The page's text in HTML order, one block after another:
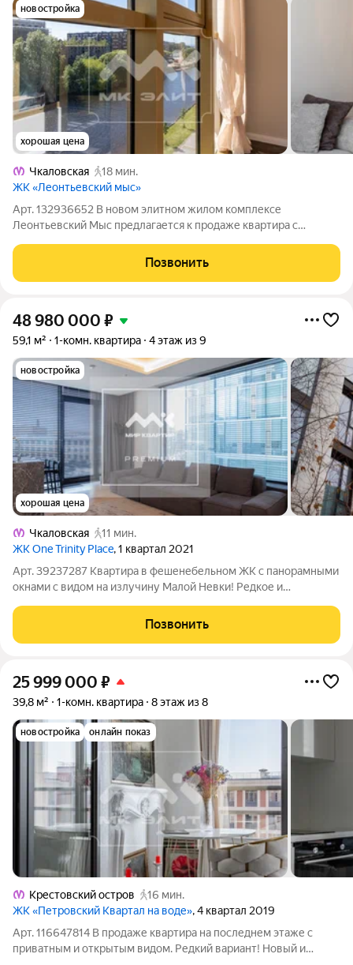
новостройка
хорошая цена
Чкаловская
18 мин.
ЖК «Леонтьевский мыс»
Арт. 132936652 В новом элитном жилом комплексе
Леонтьевский Мыс предлагается к продаже квартира с
реку Ждановку, и боковым видом на Финский Залив! Комплекс
проектировал известный европейский
Позвонить
48 980 000 ₽
59,1 м² 1-комн. квартира 4 этаж из 9
новостройка
хорошая цена
Чкаловская
11 мин.
ЖК One Trinity Place, 1 квартал 2021
Арт. 39237287 Квартира в фешенебельном ЖК с панорамными
окнами с видом на излучину Малой Невки! Редкое и
знаковом и фешенебельном комплексе "One trinity place".
Уважаемый покупатель, рады представить
Позвонить
25 999 000 ₽
39,8 м² 1-комн. квартира 8 этаж из 8
новостройка онлайн показ
Крестовский остров
16 мин.
ЖК «Петровский Квартал на воде», 4 квартал 2019
Арт. 116647814 В продаже квартира на последнем этаже с
приватным и открытым видом. Редкий вариант! Новый и